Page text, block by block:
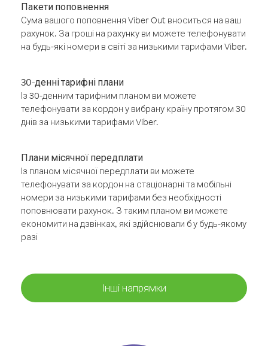
Пакети поповнення
Сума вашого поповнення Viber Out вноситься на ваш
рахунок. За гроші на рахунку ви можете телефонувати
на будь-які номери в світі за низькими тарифами Viber.
30-денні тарифні плани
Із 30-денним тарифним планом ви можете
телефонувати за кордон у вибрану країну протягом 30
днів за низькими тарифами Viber.
Плани місячної передплати
Із планом місячної передплати ви можете
телефонувати за кордон на стаціонарні та мобільні
номери за низькими тарифами без необхідності
поповнювати рахунок. З таким планом ви можете
економити на дзвінках, які здійснювали б у будь-якому
разі
Інші напрямки